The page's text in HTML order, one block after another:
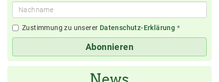
Zustimmung zu unserer Datenschutz-Erklärung *
Abonnieren